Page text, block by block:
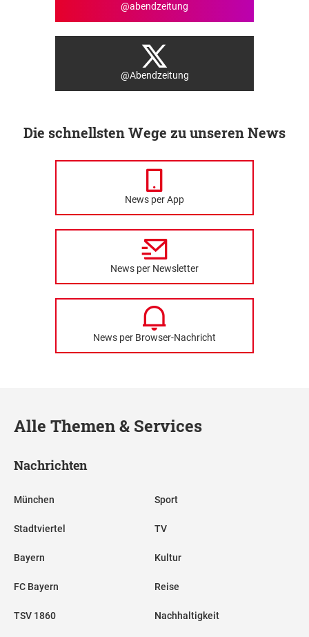
@abendzeitung
@Abendzeitung
Die schnellsten Wege zu unseren News
News per App
News per Newsletter
News per Browser-Nachricht
Alle Themen & Services
Nachrichten
München
Stadtviertel
Bayern
FC Bayern
TSV 1860
Sport
TV
Kultur
Reise
Nachhaltigkeit